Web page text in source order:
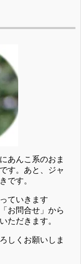
あんこ系のおま
す。あと、ジャ
です。
ていきます
お問合せ」から
ただきます。
しくお願いしま